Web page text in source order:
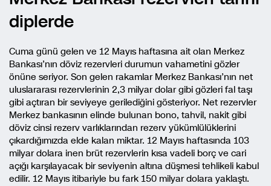
diplerde
Cuma günü gelen ve 12 Mayıs haftasına ait olan Merkez
Bankası’nın döviz rezervleri durumun vahametini gözler
önüne seriyor. Son gelen rakamlar Merkez Bankası’nın net
uluslararası rezervlerinin 2,3 milyar dolar gibi gözleri fal taşı
gibi açtıran bir seviyeye gerilediğini gösteriyor. Net rezervler
Merkez bankasının elinde bulunan bono, tahvil, nakit gibi
döviz cinsi rezerv varlıklarından rezerv yükümlülüklerini
çıkardığımızda elde kalan miktar. 12 Mayıs haftasında 103
milyar dolara inen brüt rezervlerin kısa vadeli borç ve cari
açığı karşılayacak bir seviyenin altına düşmesi tehlikeli kabul
edilir. 12 Mayıs itibariyle bu fark 150 milyar dolara yaklaştı.